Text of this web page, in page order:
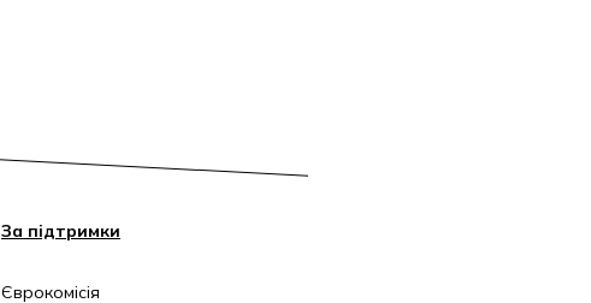
За підтримки
Єврокомісія